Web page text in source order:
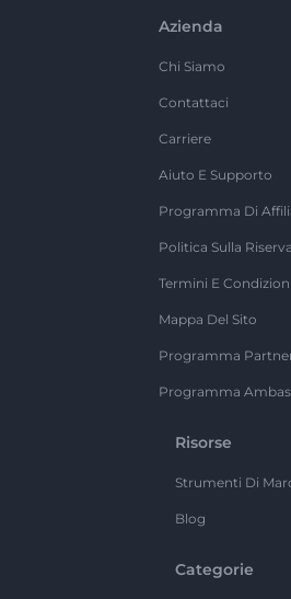
Azienda
Chi Siamo
Contattaci
Carriere
Aiuto E Supporto
Programma Di
Politica Sulla
Termini E Condizioni
Mappa Del Sito
Programma
Programma
Risorse
Strumenti Di
Blog
Categorie